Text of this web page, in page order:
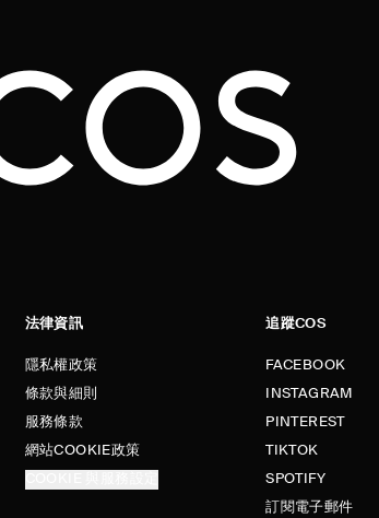
法律資訊
隱私權政策
條款與細則
服務條款
網站COOKIE政策
追蹤COS
FACEBOOK
INSTAGRAM
PINTEREST
TIKTOK
SPOTIFY
訂閱電子郵件